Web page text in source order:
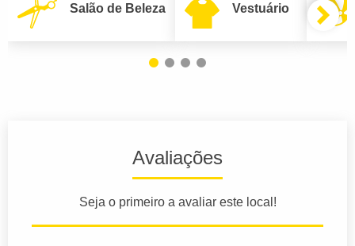
Salão de Beleza Vestuário
Avaliações
Seja o primeiro a avaliar este local!